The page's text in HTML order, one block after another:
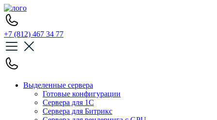
+7 (812) 467 34 77
Выделенные сервера
Готовые конфигурации
Сервера для 1С
Сервера для Битрикс